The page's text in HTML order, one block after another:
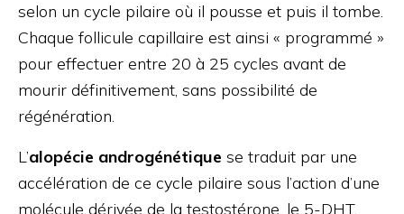
selon un cycle pilaire où il pousse et puis il tombe.
Chaque follicule capillaire est ainsi « programmé »
pour effectuer entre 20 à 25 cycles avant de
mourir définitivement, sans possibilité de
régénération.
L’alopécie androgénétique se traduit par une
accélération de ce cycle pilaire sous l’action d’une
molécule dérivée de la testostérone, le 5-DHT,